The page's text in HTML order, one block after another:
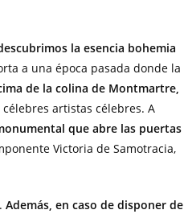
la esencia bohemia
a una época pasada donde la
de la colina de Montmartre,
artistas célebres. A
que abre las puertas
Victoria de Samotracia,
Además, en caso de disponer de